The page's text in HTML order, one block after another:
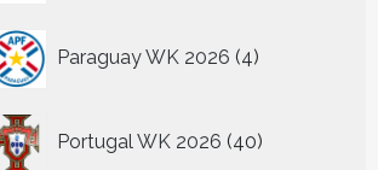
Paraguay WK 2026 4
producten
Portugal WK 2026 40
producten